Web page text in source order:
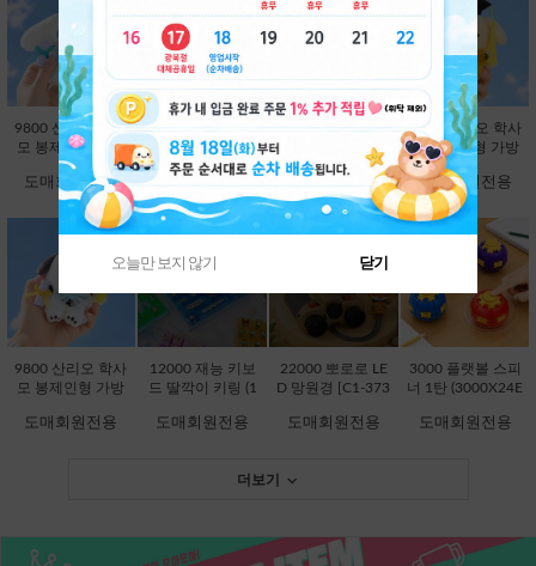
9800 산리오 학사
모 봉제인형 가방
고리 13cm-시나모
롤 [B2-083203]
도매회원전용
9800 산리오 학사
모 봉제인형 가방
고리 13cm-쿠로미
9800 산리오 학사
모 봉제인형 가방
고리 13cm-한교동
[B2-083234]
도매회원전용
9800 산리오 학사
모 봉제인형 가방
고리 13cm-폼폼푸
린 [B2-083210]
도매회원전용
9800 산리오 학사
모 봉제인형 가방
[B2-083227]
도매회원전용
12000 재능 키보
드 딸깍이 키링 (1
45048]
도매회원전용
22000 뽀로로 LE
D 망원경 [C1-373
도매회원전용
3000 플랫볼 스피
너 1탄 (3000X24E
도매회원전용
더보기
오늘만 보지 않기 닫기